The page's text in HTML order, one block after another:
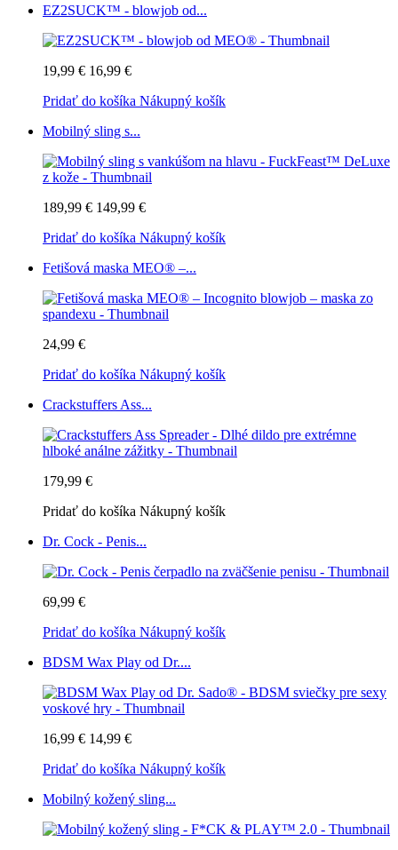
EZ2SUCK™ - blowjob od...
19,99 € 16,99 €
Pridať do košíka Nákupný košík
Mobilný sling s...
189,99 € 149,99 €
Pridať do košíka Nákupný košík
Fetišová maska MEO® –...
24,99 €
Pridať do košíka Nákupný košík
Crackstuffers Ass...
179,99 €
Pridať do košíka Nákupný košík
Dr. Cock - Penis...
69,99 €
Pridať do košíka Nákupný košík
BDSM Wax Play od Dr....
16,99 € 14,99 €
Pridať do košíka Nákupný košík
Mobilný kožený sling...